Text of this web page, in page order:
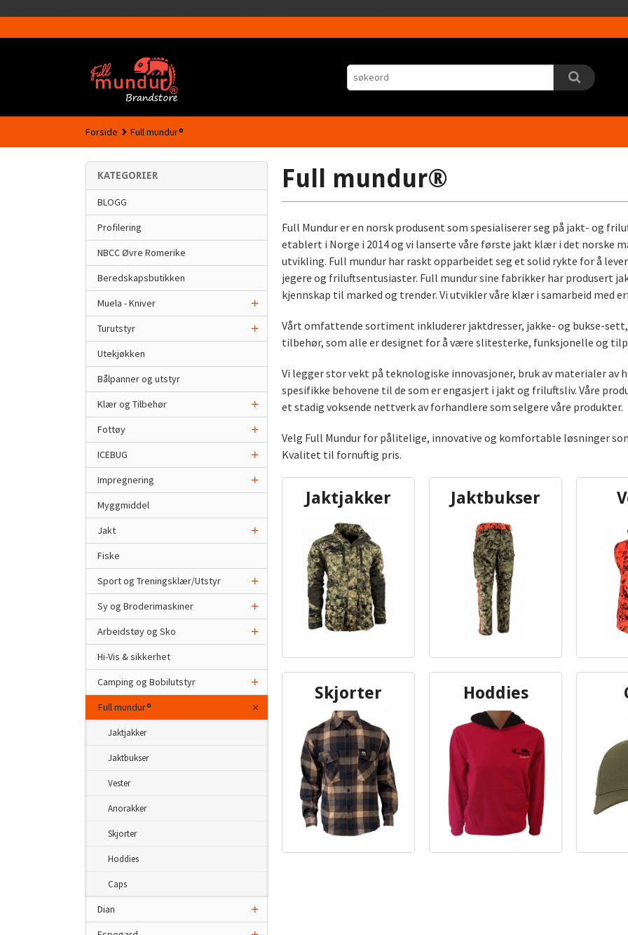
innholdet
Forside Full mundur®
Full mundur®
Full Mundur er en norsk produsent som spesialiserer seg på jakt- og
etablert i Norge i 2014 og vi lanserte våre første jakt klær i det norske
utvikling. Full mundur har raskt opparbeidet seg et solid rykte for å
jegere og friluftsentusiaster. Full mundur sine fabrikker har produsert
kjennskap til marked og trender. Vi utvikler våre klær i samarbeid med
Vårt omfattende sortiment inkluderer jaktdresser, jakke- og bukse-
tilbehør, som alle er designet for å være slitesterke, funksjonelle og
Vi legger stor vekt på teknologiske innovasjoner, bruk av materialer av
spesifikke behovene til de som er engasjert i jakt og friluftsliv. Våre
et stadig voksende nettverk av forhandlere som selgere våre produkter.
Velg Full Mundur for pålitelige, innovative og komfortable løsninger
Kvalitet til fornuftig pris.
Jaktjakker Jaktbukser
Skjorter Hoddies
KATEGORIER
BLOGG
Profilering
NBCC Øvre Romerike
Beredskapsbutikken
Muela - Kniver
Turutstyr
Utekjøkken
Bålpanner og utstyr
Klær og Tilbehør
Fottøy
ICEBUG
Impregnering
Myggmiddel
Jakt
Fiske
Sport og Treningsklær/Utstyr
Sy og Broderimaskiner
Arbeidstøy og Sko
Hi-Vis & sikkerhet
Camping og Bobilutstyr
Full mundur®
Jaktjakker
Jaktbukser
Vester
Anorakker
Skjorter
Hoddies
Caps
Dian